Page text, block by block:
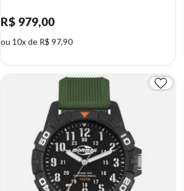
R$ 979,00
ou 10x de R$ 97,90